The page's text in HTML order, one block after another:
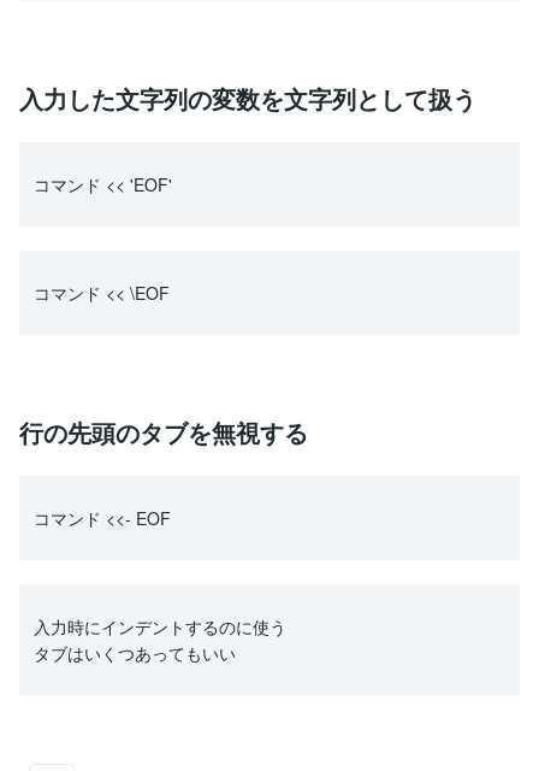
入力した文字列の変数を文字列として扱う
コマンド << 'EOF'
コマンド << \EOF
行の先頭のタブを無視する
コマンド <<- EOF
入力時にインデントするのに使う
タブはいくつあってもいい